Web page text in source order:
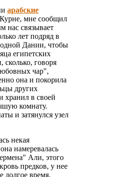
арабские
Курне, мне сообщил
нас связывает
лет подряд в
Дании, чтобы
египетских
сколько, говоря
чар",
она и покорила
других
хранил в своей
комнату.
и затянулся узел
некая
намеревалась
Али, этого
предков, у нее
долгое время.